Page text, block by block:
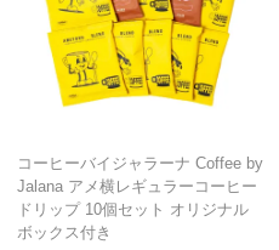
コーヒーバイジャラーナ Coffee by
Jalana アメ横レギュラーコーヒー
ドリップ 10個セット オリジナル
ボックス付き